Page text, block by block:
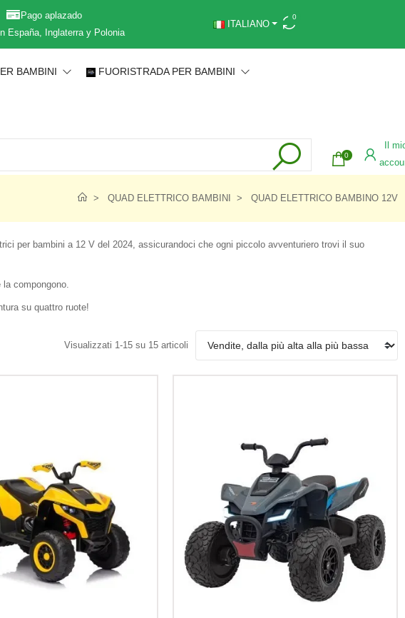
Pago aplazado
España, Inglaterra y Polonia
ITALIANO
0
BAMBINI FUORISTRADA PER BAMBINI
0
Il
QUAD ELETTRICO BAMBINI QUAD ELETTRICO BAMBINO 12V
per bambini a 12 V del 2024, assicurandoci che ogni piccolo avventuriero trovi il suo
compongono.
su quattro ruote!
Visualizzati 1-15 su 15 articoli